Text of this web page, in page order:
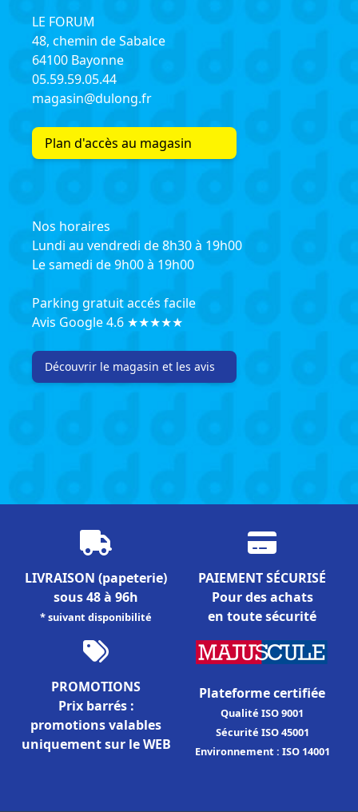
LE FORUM
48, chemin de Sabalce
64100 Bayonne
05.59.59.05.44
magasin@dulong.fr
Plan d'accès au magasin
Nos horaires
Lundi au vendredi de 8h30 à 19h00
Le samedi de 9h00 à 19h00
Parking gratuit accés facile
Avis Google 4.6 ★★★★★
Découvrir le magasin et les avis
LIVRAISON (papeterie)
sous 48 à 96h
* suivant disponibilité
PAIEMENT SÉCURISÉ
Pour des achats
en toute sécurité
PROMOTIONS
Prix barrés :
promotions valables
uniquement sur le WEB
Plateforme certifiée
Qualité ISO 9001
Sécurité ISO 45001
Environnement : ISO 14001